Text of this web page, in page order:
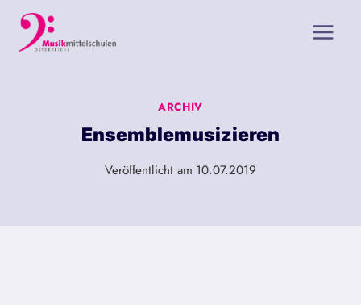
Zum
Inhalt
ARCHIV
Ensemblemusizieren
Veröffentlicht am 10.07.2019